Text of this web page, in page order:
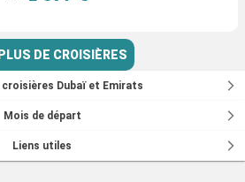
DE CROISIÈRES
croisières Dubaï et Emirats
Mois de départ
Liens utiles